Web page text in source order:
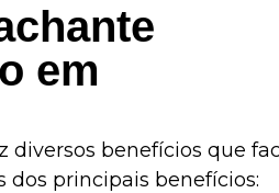
em
diversos benefícios que
dos principais benefícios: